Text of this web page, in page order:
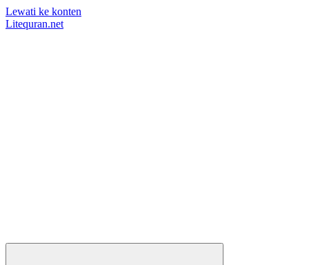
Lewati ke konten
Litequran.net